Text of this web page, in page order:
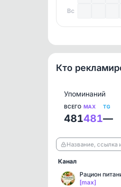
Вс
Кто
Упоминаний
ВСЕГО
481
MAX
481
TG
—
Название, ссылка
Канал
Рацион
[max]